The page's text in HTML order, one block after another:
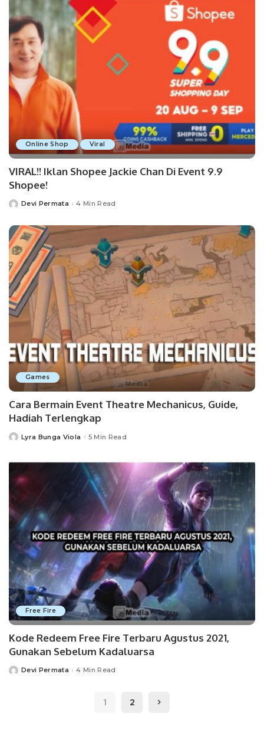
Online Shop Viral
VIRAL!! Iklan Shopee Jackie Chan Di Event 9.9
Shopee!
PostedDevi Permata 4 Min Read
Games
Cara Bermain Event Theatre Mechanicus, Guide,
Hadiah Terlengkap
PostedLyra Bunga Viola 5 Min Read
Free Fire
Kode Redeem Free Fire Terbaru Agustus 2021,
Gunakan Sebelum Kadaluarsa
PostedDevi Permata 4 Min Read
1 2